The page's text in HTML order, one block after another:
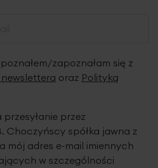
zapoznałam się z
newslettera oraz Polityką
przez
Choczyńscy spółka jawna z
mój adres e-mail imiennych
w szczególności